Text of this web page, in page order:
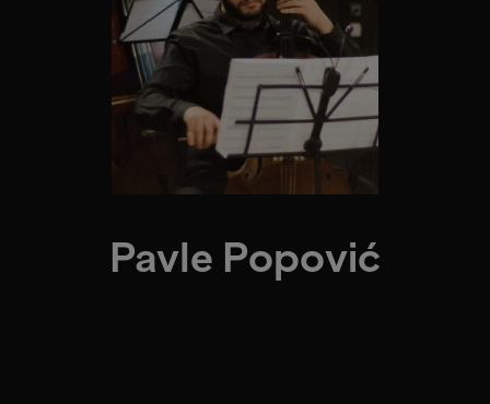
Pavle Popović